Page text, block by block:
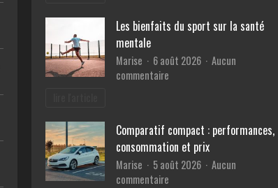
mandataire
pour
voiture
Les bienfaits du sport sur la santé
mentale
Marise 6 août 2026
Aucun
commentaire
sport
sur
la
Comparatif compact : performances,
consommation et prix
Marise 5 août 2026
Aucun
commentaire